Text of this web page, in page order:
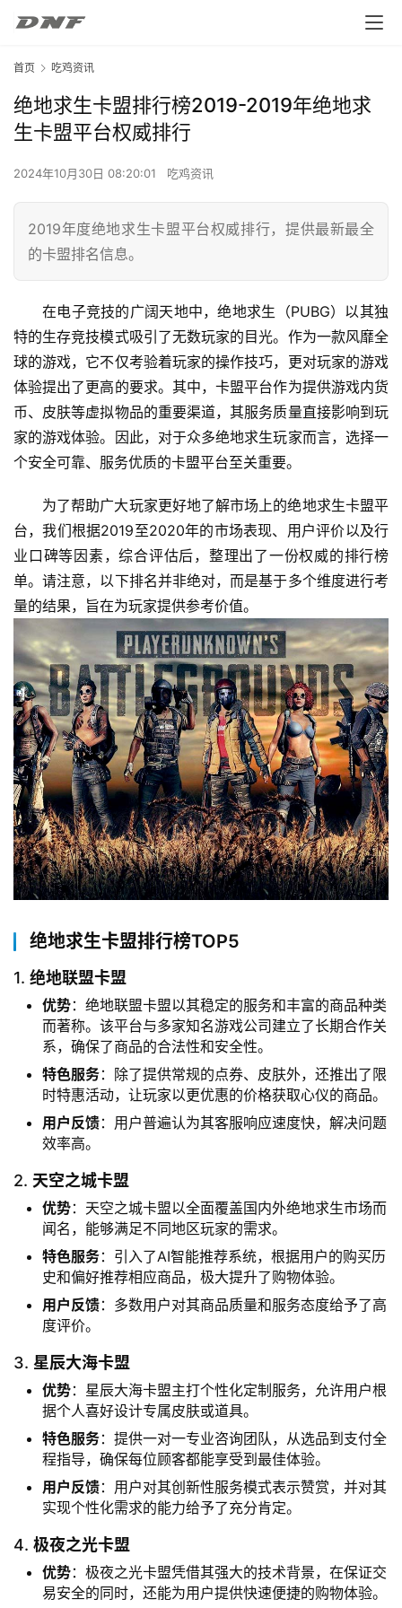
首页 吃鸡资讯
绝地求生卡盟排行榜2019-2019年绝地求
生卡盟平台权威排行
2024年10月30日 08:20:01 吃鸡资讯
2019年度绝地求生卡盟平台权威排行，提供最新最全
的卡盟排名信息。
在电子竞技的广阔天地中，绝地求生（PUBG）以其独
特的生存竞技模式吸引了无数玩家的目光。作为一款风靡全
球的游戏，它不仅考验着玩家的操作技巧，更对玩家的游戏
体验提出了更高的要求。其中，卡盟平台作为提供游戏内货
币、皮肤等虚拟物品的重要渠道，其服务质量直接影响到玩
家的游戏体验。因此，对于众多绝地求生玩家而言，选择一
个安全可靠、服务优质的卡盟平台至关重要。
为了帮助广大玩家更好地了解市场上的绝地求生卡盟平
台，我们根据2019至2020年的市场表现、用户评价以及行
业口碑等因素，综合评估后，整理出了一份权威的排行榜
单。请注意，以下排名并非绝对，而是基于多个维度进行考
量的结果，旨在为玩家提供参考价值。
绝地求生卡盟排行榜TOP5
1. 绝地联盟卡盟
优势：绝地联盟卡盟以其稳定的服务和丰富的商品种类
而著称。该平台与多家知名游戏公司建立了长期合作关
系，确保了商品的合法性和安全性。
特色服务：除了提供常规的点券、皮肤外，还推出了限
时特惠活动，让玩家以更优惠的价格获取心仪的商品。
用户反馈：用户普遍认为其客服响应速度快，解决问题
效率高。
2. 天空之城卡盟
优势：天空之城卡盟以全面覆盖国内外绝地求生市场而
闻名，能够满足不同地区玩家的需求。
特色服务：引入了AI智能推荐系统，根据用户的购买历
史和偏好推荐相应商品，极大提升了购物体验。
用户反馈：多数用户对其商品质量和服务态度给予了高
度评价。
3. 星辰大海卡盟
优势：星辰大海卡盟主打个性化定制服务，允许用户根
据个人喜好设计专属皮肤或道具。
特色服务：提供一对一专业咨询团队，从选品到支付全
程指导，确保每位顾客都能享受到最佳体验。
用户反馈：用户对其创新性服务模式表示赞赏，并对其
实现个性化需求的能力给予了充分肯定。
4. 极夜之光卡盟
优势：极夜之光卡盟凭借其强大的技术背景，在保证交
易安全的同时，还能为用户提供快速便捷的购物体验。